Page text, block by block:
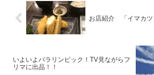
お店紹介 「イマカツ
いよいよパラリンピック！TV見ながらフ
リマに出品！！